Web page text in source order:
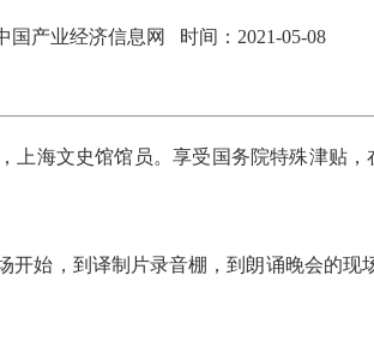
国产业经济信息网 时间：2021-05-08
海文史馆馆员。享受国务院特殊津贴，
始，到译制片录音棚，到朗诵晚会的现